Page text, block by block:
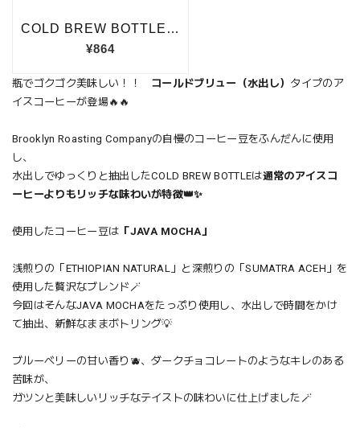
瓶でゴクゴク美味しい！！ コールドブリュー（水出し） タイプのア
イスコーヒーが登場🔥🔥
Brooklyn Roasting Companyの自慢のコーヒー豆をふんだんに使用
し、
水出しでゆっくりと抽出したCOLD BREW BOTTLEは通常のアイスコ
ーヒーよりもリッチな味わいが特徴👑✨
使用したコーヒー豆は 「JAVA MOCHA」
浅煎りの「ETHIOPIAN NATURAL」と深煎りの「SUMATRA ACEH」を
使用した贅沢なブレンド🪄
今回はそんなJAVA MOCHAをたっぷり使用し、水出しで時間をかけ
て抽出、新鮮なままボトリング💡
ブルーベリーの甘い香り🫐、ダークチョコレートのようなキレのある
苦味が、
ガツンと美味しいリッチなテイストの味わいに仕上げました🪄